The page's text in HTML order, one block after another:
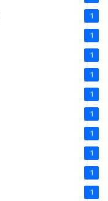
1
1
1
1
1
1
1
1
1
1